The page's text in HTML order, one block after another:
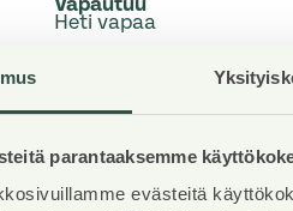
parantaaksemme
evästeitä
Heti vapaa
Lemmikit
Sallittu